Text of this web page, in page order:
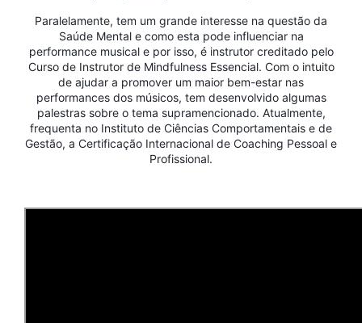
Paralelamente, tem um grande interesse na questão da
Saúde Mental e como esta pode influenciar na
performance musical e por isso, é instrutor creditado pelo
Curso de Instrutor de Mindfulness Essencial. Com o intuito
de ajudar a promover um maior bem-estar nas
performances dos músicos, tem desenvolvido algumas
palestras sobre o tema supramencionado. Atualmente,
frequenta no Instituto de Ciências Comportamentais e de
Gestão, a Certificação Internacional de Coaching Pessoal e
Profissional.